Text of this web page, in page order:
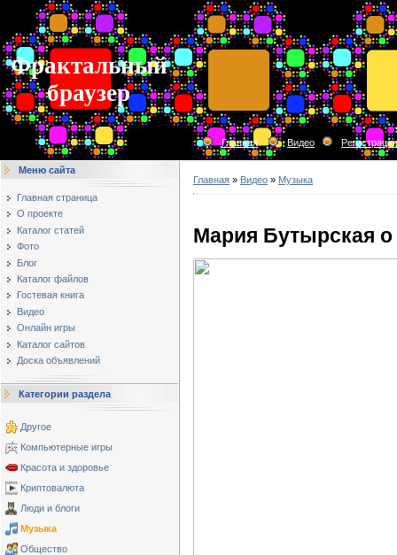
Фрактальный
браузер
Главная Видео Регистрация
Меню сайта
Главная страница
О проекте
Каталог статей
Фото
Блог
Каталог файлов
Гостевая книга
Видео
Онлайн игры
Каталог сайтов
Доска объявлений
Категории раздела
Другое
Компьютерные игры
Красота и здоровье
Криптовалюта
Люди и блоги
Музыка
Общество
Главная » Видео » Музыка
Мария Бутырская